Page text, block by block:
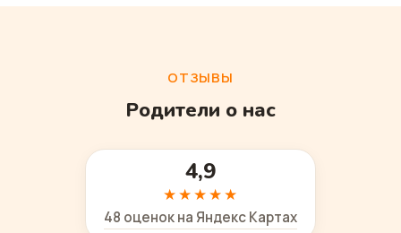
ОТЗЫВЫ
Родители о нас
4,9
★★★★★
48 оценок на Яндекс Картах